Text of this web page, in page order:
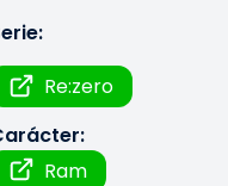
Re:zero
Ram